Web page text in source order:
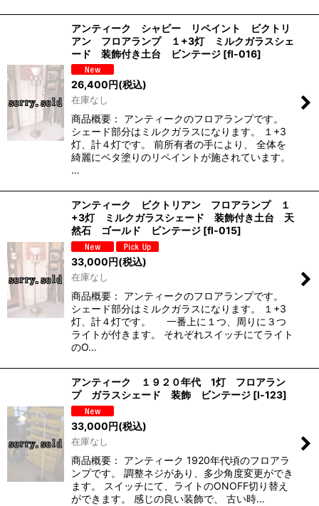
アンティーク シャビー リペイント ビクトリ
アン フロアランプ １+3灯 ミルクガラスシェ
ード 装飾付き土台 ビンテージ [fl-016]
26,400円(税込)
在庫なし
商品概要： アンティークのフロアランプです。
シェード部分はミルクガラスになります。 １+3
灯、計４灯です。 前所有者の手により、 全体を
綺麗にベタ塗りのリペイントが施されています。
…
アンティーク ビクトリアン フロアランプ １
+3灯 ミルクガラスシェード 装飾付き土台 天
然石 ゴールド ビンテージ [fl-015]
33,000円(税込)
在庫なし
商品概要： アンティークのフロアランプです。
シェード部分はミルクガラスになります。 １+3
灯、計４灯です。 一番上に１つ、周りに３つ
ライトが付きます。 それぞれスイッチにてライト
のO…
アンティーク １９２０年代 1灯 フロアラン
プ ガラスシェード 装飾 ビンテージ [l-123]
33,000円(税込)
在庫なし
商品概要： アンティーク 1920年代頃のフロアラ
ンプです。 調整ネジがあり、多少角度変更ができ
ます。 スイッチにて、ライトのONOFF切り替え
ができます。 感じの良い装飾で、 古い時…